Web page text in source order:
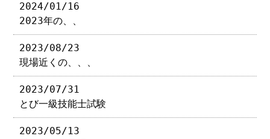
2024/01/16
2023年の、、
2023/08/23
現場近くの、、、
2023/07/31
とび一級技能士試験
2023/05/13